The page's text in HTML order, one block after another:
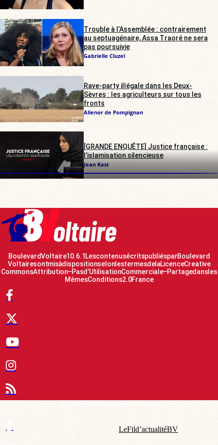
Trouble à l’Assemblée : contrairement
au septuagénaire, Assa Traoré ne sera
pas poursuivie
Gabrielle Cluzel
Rave-party illégale dans les Deux-
Sèvres : les agriculteurs sur tous les
fronts
Alienor de Pompignan
[GRANDE ENQUÊTE] Justice française :
l’islamisation silencieuse
Jean Kast
Boulevard Voltaire 10.6.1 Les contenus écrits publiés par Boulevard
Voltaire sont mis à disposition selon les termes de la Licence Creative
Commons Attribution – Pas d’Utilisation Commerciale – Partage dans les
Mêmes Conditions 2.0 France
Le Fil d’actualité BV